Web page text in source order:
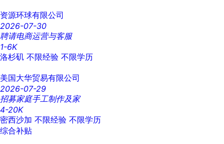
资源环球有限公司
2026-07-30
聘请电商运营与客服
1-6K
洛杉矶 不限经验 不限学历
美国大华贸易有限公司
2026-07-29
招募家庭手工制作及家
4-20K
密西沙加 不限经验 不限学历
综合补贴